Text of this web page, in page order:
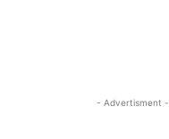
- Advertisment -